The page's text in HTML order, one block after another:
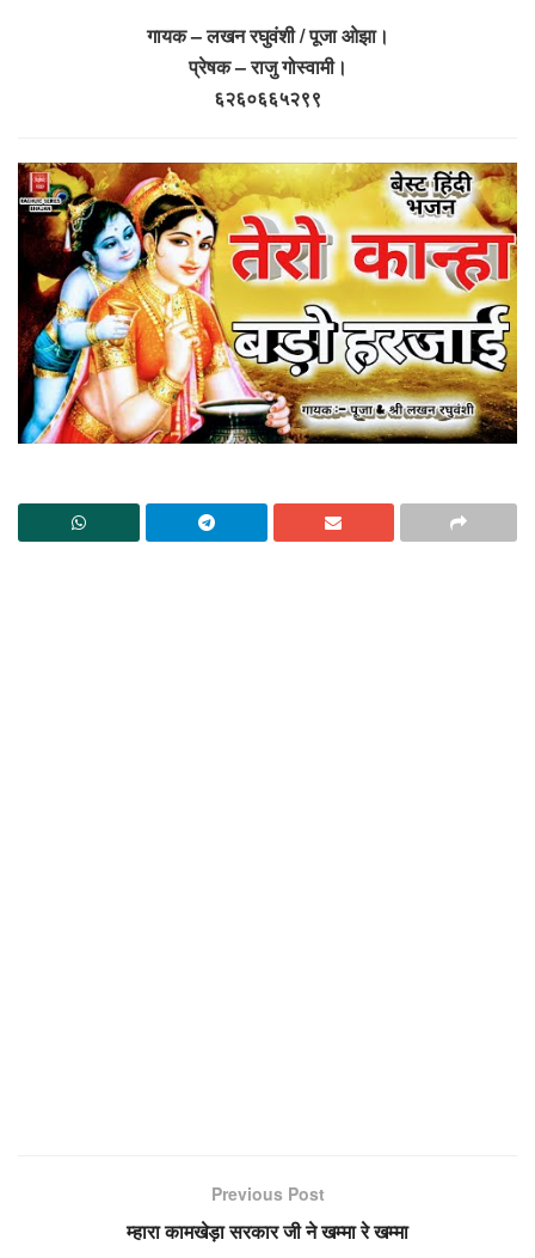
गायक – लखन रघुवंशी / पूजा ओझा।
प्रेषक – राजु गोस्वामी।
६२६०६६५२९९
Previous Post
म्हारा कामखेड़ा सरकार जी ने खम्मा रे खम्मा